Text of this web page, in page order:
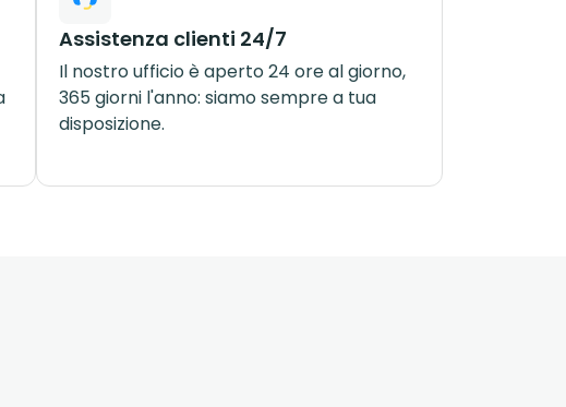
Assistenza clienti 24/7
Il nostro ufficio è aperto 24 ore al giorno,
365 giorni l'anno: siamo sempre a tua
disposizione.